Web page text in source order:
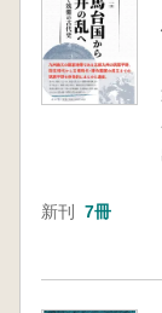
新刊 7冊